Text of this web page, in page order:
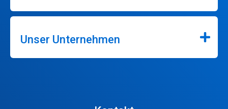
Unser Unternehmen